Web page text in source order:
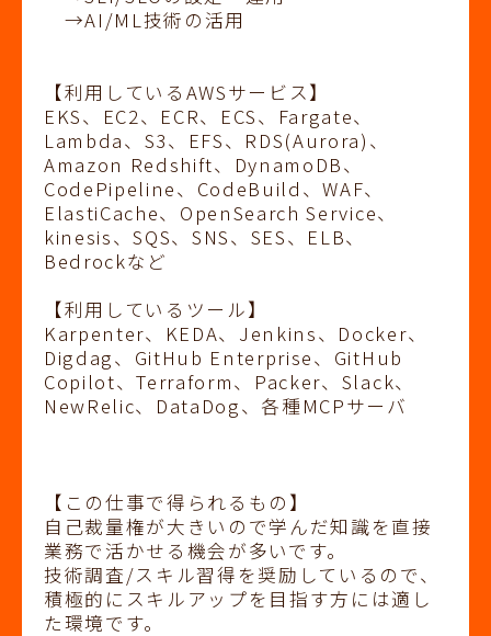
→AI/ML技術の活用
【利用しているAWSサービス】
EKS、EC2、ECR、ECS、Fargate、
Lambda、S3、EFS、RDS(Aurora)、
Amazon Redshift、DynamoDB、
CodePipeline、CodeBuild、WAF、
ElastiCache、OpenSearch Service、
kinesis、SQS、SNS、SES、ELB、
Bedrockなど
【利用しているツール】
Karpenter、KEDA、Jenkins、Docker、
Digdag、GitHub Enterprise、GitHub
Copilot、Terraform、Packer、Slack、
NewRelic、DataDog、各種MCPサーバ
【この仕事で得られるもの】
自己裁量権が大きいので学んだ知識を直接
業務で活かせる機会が多いです。
技術調査/スキル習得を奨励しているので、
積極的にスキルアップを目指す方には適し
た環境です。